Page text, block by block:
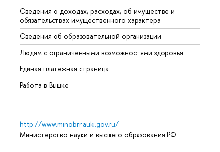
Сведения о доходах, расходах, об имуществе и
обязательствах имущественного характера
Сведения об образовательной организации
Людям с ограниченными возможностями здоровья
Единая платежная страница
Работа в Вышке
http://www.minobrnauki.gov.ru/
Министерство науки и высшего образования РФ